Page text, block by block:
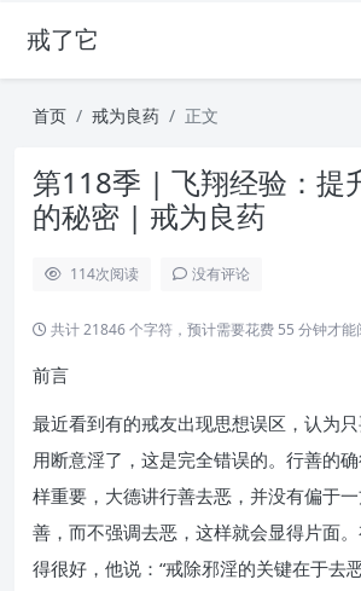
戒了它
首页 戒为良药 正文
第118季 | 飞翔经验：提
的秘密 | 戒为良药
114次阅读 没有评论
共计 21846 个字符，预计需要花费 55 分钟才能
前言
最近看到有的戒友出现思想误区，认为
用断意淫了，这是完全错误的。行善的
样重要，大德讲行善去恶，并没有偏于
善，而不强调去恶，这样就会显得片面
得很好，他说：“戒除邪淫的关键在于去